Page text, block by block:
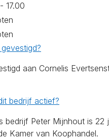
17.00
aan Cornelis
bedrijf actief?
bedrijf Peter Mijnhout is 22
Kamer van Koophandel.